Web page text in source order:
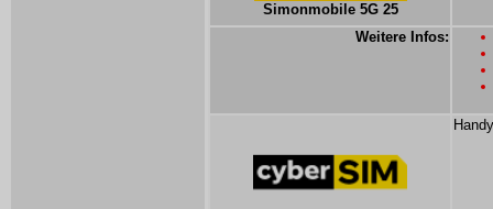
Simonmobile 5G 25
Weitere Infos: